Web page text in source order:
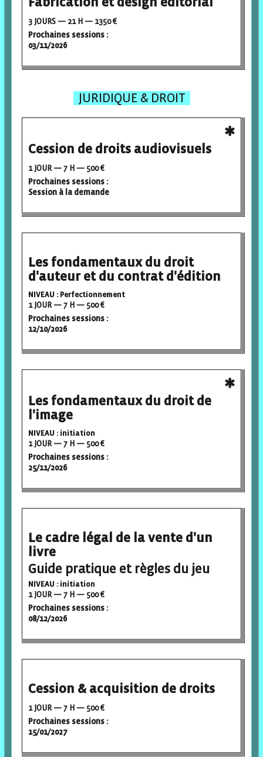
3 JOURS — 21 H — 1350 €
Prochaines sessions :
03/11/2026
JURIDIQUE & DROIT
Cession de droits audiovisuels
1 JOUR — 7 H — 500 €
Prochaines sessions :
Session à la demande
Les fondamentaux du droit
d'auteur et du contrat d'édition
NIVEAU : Perfectionnement
1 JOUR — 7 H — 500 €
Prochaines sessions :
12/10/2026
Les fondamentaux du droit de
l'image
NIVEAU : initiation
1 JOUR — 7 H — 500 €
Prochaines sessions :
25/11/2026
Le cadre légal de la vente d'un
livre
Guide pratique et règles du jeu
NIVEAU : initiation
1 JOUR — 7 H — 500 €
Prochaines sessions :
08/12/2026
Cession & acquisition de droits
1 JOUR — 7 H — 500 €
Prochaines sessions :
15/01/2027